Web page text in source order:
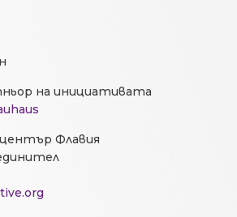
на инициативата
Флавия